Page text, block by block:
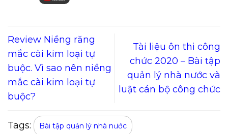
Review Niềng răng
mắc cài kim loại tự
buộc. Vì sao nên niềng
mắc cài kim loại tự
buộc?
Tài liệu ôn thi công
chức 2020 – Bài tập
quản lý nhà nước và
luật cán bộ công chức
Tags: Bài tập quản lý nhà nước